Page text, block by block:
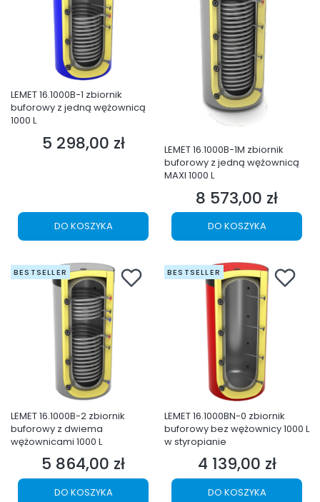
LEMET 16.1000B-1 zbiornik
buforowy z jedną wężownicą
1000 L
Cena
5 298,00 zł
DO KOSZYKA
LEMET 16.1000B-1M zbiornik
buforowy z jedną wężownicą
MAXI 1000 L
Cena
8 573,00 zł
DO KOSZYKA
BESTSELLER
LEMET 16.1000B-2 zbiornik
buforowy z dwiema
wężownicami 1000 L
Cena
5 864,00 zł
DO KOSZYKA
BESTSELLER
LEMET 16.1000BN-0 zbiornik
buforowy bez wężownicy 1000 L
w styropianie
Cena
4 139,00 zł
DO KOSZYKA